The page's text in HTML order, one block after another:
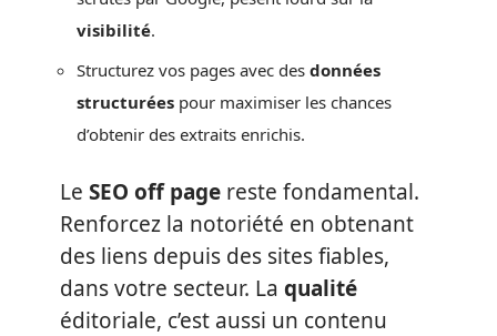
visibilité.
Structurez vos pages avec des données
structurées pour maximiser les chances
d’obtenir des extraits enrichis.
Le SEO off page reste fondamental.
Renforcez la notoriété en obtenant
des liens depuis des sites fiables,
dans votre secteur. La qualité
éditoriale, c’est aussi un contenu